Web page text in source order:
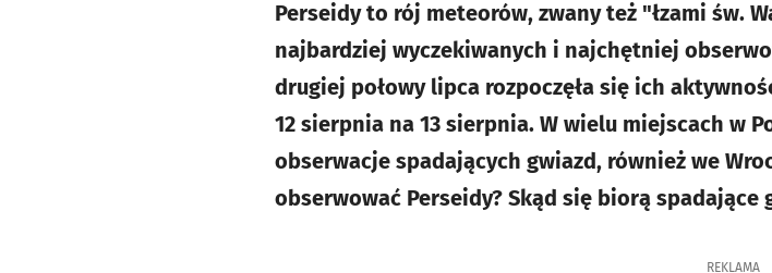
Perseidy to rój meteorów, zwany też "łzami św.
najbardziej wyczekiwanych i najchętniej
drugiej połowy lipca rozpoczęła się ich
12 sierpnia na 13 sierpnia. W wielu miejscach w
obserwacje spadających gwiazd, również we
obserwować Perseidy? Skąd się biorą spadające
REKLAMA